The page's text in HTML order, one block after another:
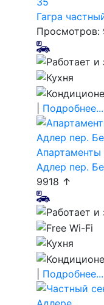
Гагра
Просмотров:
Подробнее...
Адлер пер.
9918 ↑
Подробнее...